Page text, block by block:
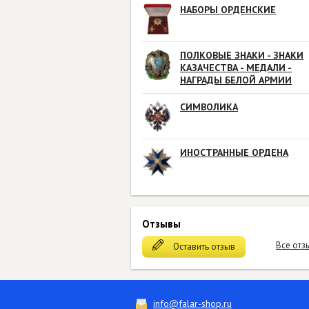
НАБОРЫ ОРДЕНСКИЕ
ПОЛКОВЫЕ ЗНАКИ - ЗНАКИ
КАЗАЧЕСТВА - МЕДАЛИ -
НАГРАДЫ БЕЛОЙ АРМИИ
СИМВОЛИКА
ИНОСТРАННЫЕ ОРДЕНА
Отзывы
Оставить отзыв Все
info@falar-shop.ru